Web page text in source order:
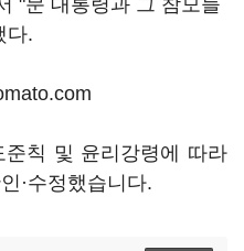
"문 대통령과 그 참모들
다.
칙 및 윤리강령에 따라
·수정했습니다.